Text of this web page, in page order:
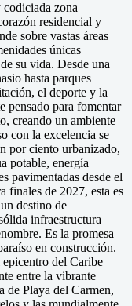
codiciada zona
residencial y
sobre vastas áreas
únicas
su vida. Desde una
hasta parques
el deporte y la
pensado para fomentar
creando un ambiente
con la excelencia se
por ciento urbanizado,
potable, energía
pavimentadas desde el
finales de 2027, esta es
destino de
infraestructura
Es la promesa
en construcción.
epicentro del Caribe
entre la vibrante
de Playa del Carmen,